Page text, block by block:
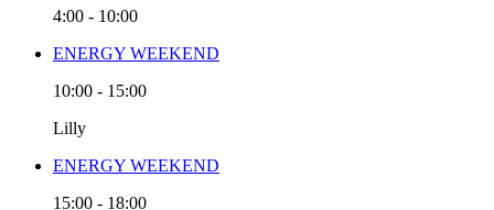
4:00 - 10:00
ENERGY WEEKEND
10:00 - 15:00
Lilly
ENERGY WEEKEND
15:00 - 18:00